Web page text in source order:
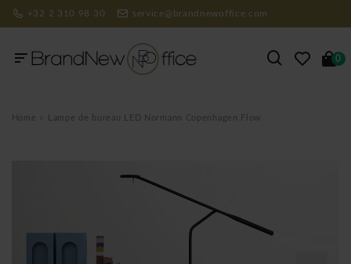
+32 2 310 98 30 service@brandnewoffice.com
0
Home Lampe de bureau LED Normann Copenhagen Flow